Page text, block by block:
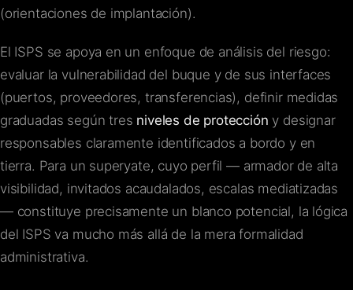
(orientaciones de implantación).
El ISPS se apoya en un enfoque de análisis del riesgo:
evaluar la vulnerabilidad del buque y de sus interfaces
(puertos, proveedores, transferencias), definir medidas
graduadas según tres niveles de protección y designar
responsables claramente identificados a bordo y en
tierra. Para un superyate, cuyo perfil — armador de alta
visibilidad, invitados acaudalados, escalas mediatizadas
— constituye precisamente un blanco potencial, la lógica
del ISPS va mucho más allá de la mera formalidad
administrativa.